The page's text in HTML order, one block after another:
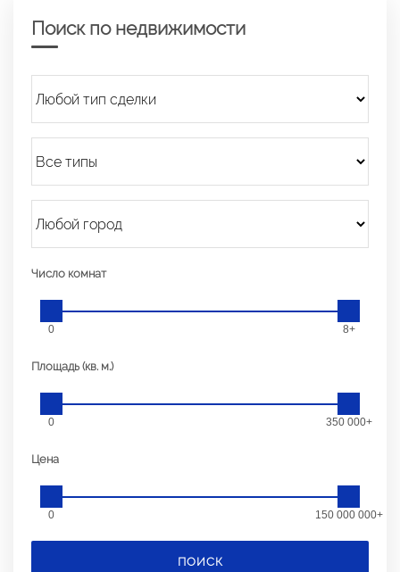
Поиск по недвижимости
Число комнат
0 8+
Площадь (кв. м.)
0 350 000+
Цена
0 150 000 000+
ПОИСК